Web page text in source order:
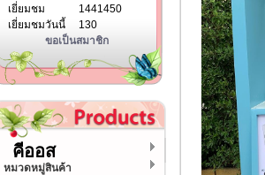
เยี่ยมชม
1441450
เยี่ยมชมวันนี้
130
ขอเป็นสมาชิก
คีออส
หมวดหมู่สินค้า